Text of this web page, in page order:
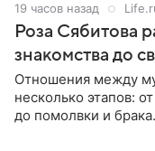
19 часов назад
Роза Сябитова
знакомства до
Отношения между
несколько этапов:
до помолвки и